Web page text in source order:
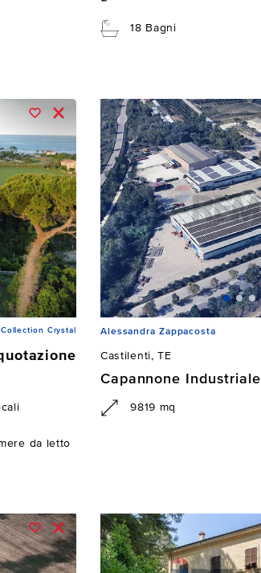
18 Bagni
Crystal
da letto
Alessandra Zappacosta
Castilenti, TE
Capannone Industriale
9819 mq